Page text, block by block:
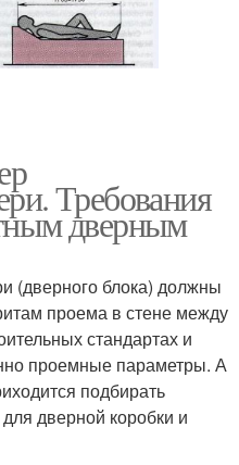
Требования
дверным
(дверного блока) должны
проема в стене между
стандартах и
проемные параметры. А
подбирать
дверной коробки и